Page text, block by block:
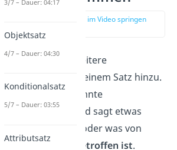
zur Stelle im Video springen
Ein Objektfügt weitere
Informationen zu einem Satz hinzu.
Es ist eine sogenannte
Satzergänzung
und sagt etwas
darüber aus, wer oder was von
einerHandlung betroffen ist.
3/7 – Dauer: 04:17
Objektsatz
4/7 – Dauer: 04:30
Konditionalsatz
5/7 – Dauer: 03:55
Attributsatz